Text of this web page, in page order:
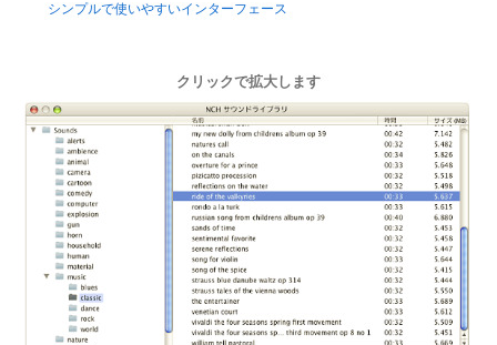
シンプルで使いやすいインターフェース
クリックで拡大します